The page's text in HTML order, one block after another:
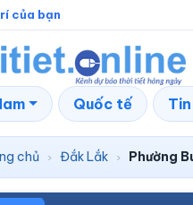
của bạn
Quốc tế
chủ › Đắk Lắk › Phường